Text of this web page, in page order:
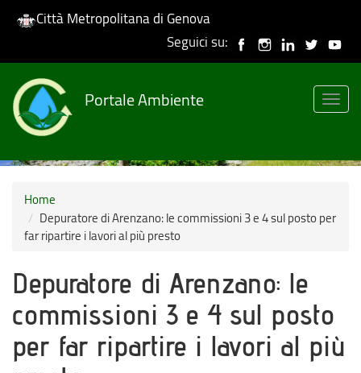
Skip
main
content
Città Metropolitana di Genova
Seguici su:
Portale Ambiente
Home
Depuratore di Arenzano: le commissioni 3 e 4 sul posto per
far ripartire i lavori al più presto
Depuratore di Arenzano: le
commissioni 3 e 4 sul posto
per far ripartire i lavori al più